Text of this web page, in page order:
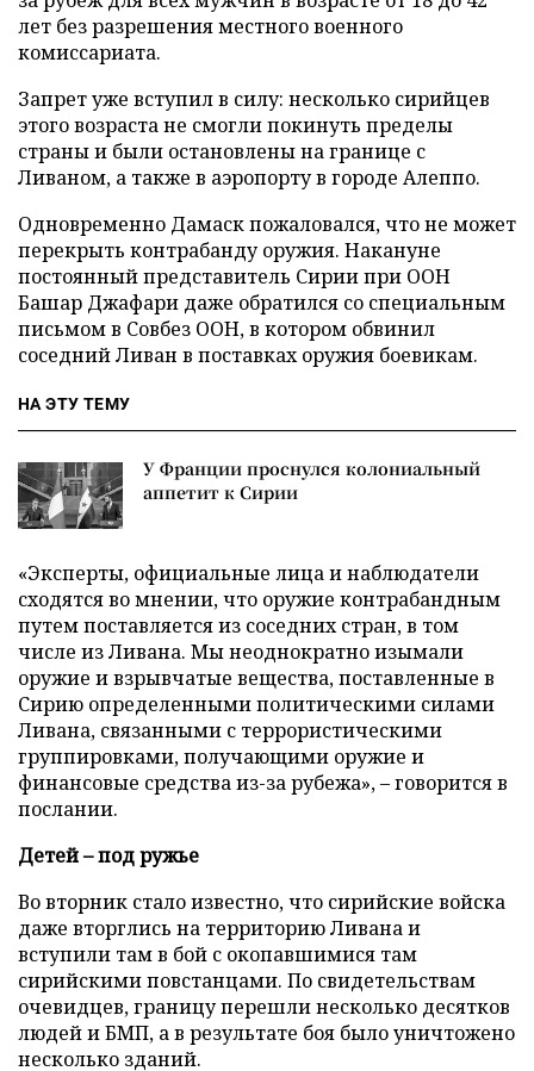
лет без разрешения местного военного
комиссариата.
Запрет уже вступил в силу: несколько сирийцев
этого возраста не смогли покинуть пределы
страны и были остановлены на границе с
Ливаном, а также в аэропорту в городе Алеппо.
Одновременно Дамаск пожаловался, что не может
перекрыть контрабанду оружия. Накануне
постоянный представитель Сирии при ООН
Башар Джафари даже обратился со специальным
письмом в Совбез ООН, в котором обвинил
соседний Ливан в поставках оружия боевикам.
НА ЭТУ ТЕМУ
У Франции проснулся колониальный
аппетит к Сирии
«Эксперты, официальные лица и наблюдатели
сходятся во мнении, что оружие контрабандным
путем поставляется из соседних стран, в том
числе из Ливана. Мы неоднократно изымали
оружие и взрывчатые вещества, поставленные в
Сирию определенными политическими силами
Ливана, связанными с террористическими
группировками, получающими оружие и
финансовые средства из-за рубежа», – говорится в
послании.
Детей – под ружье
Во вторник стало известно, что сирийские войска
даже вторглись на территорию Ливана и
вступили там в бой с окопавшимися там
сирийскими повстанцами. По свидетельствам
очевидцев, границу перешли несколько десятков
людей и БМП, а в результате боя было уничтожено
несколько зданий.